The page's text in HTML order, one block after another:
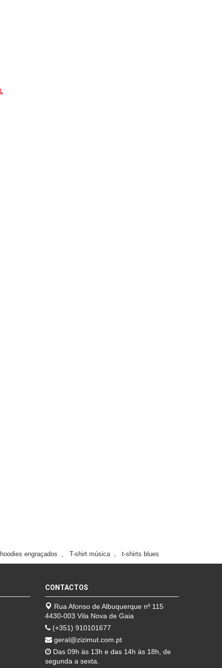
hoodies engraçados T-shirt música t-shirts blues
CONTACTOS
Rua Afonso de Albuquerque nº 115
4430-003 Vila Nova de Gaia
(+351) 910101677
geral@zizimut.com.pt
Das 09h às 13h e das 14h às 18h, de
segunda a sexta.